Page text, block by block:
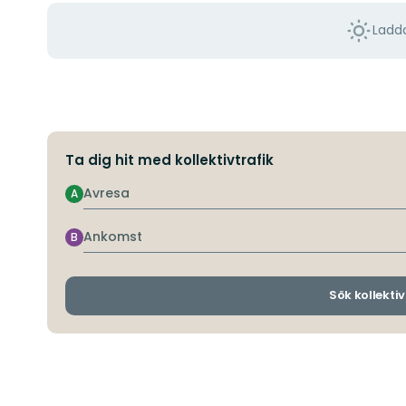
Ta dig hit med kollektivtrafik
Avresa
A
Ankomst
B
Sök